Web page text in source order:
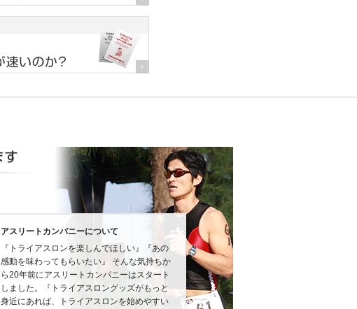
アスリートカンパニーについて
『トライアスロンを楽しんでほしい』『あの
感動を味わってもらいたい』 そんな気持ちか
ら20年前にアスリートカンパニーはスタート
しました。『トライアスロングッズがもっと
身近にあれば、トライアスロンを始めやすい